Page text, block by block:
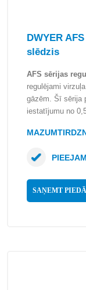
DWYER
slēdzis
AFS sērijas
regulējami
gāzēm. Šī sērija
iestatījumu no
SAŅEMT